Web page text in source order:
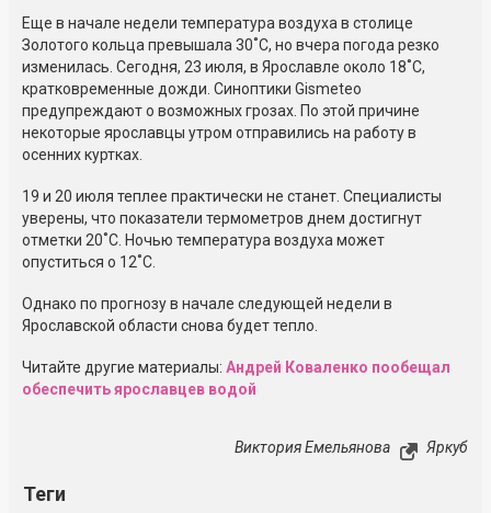
Еще в начале недели температура воздуха в столице
Золотого кольца превышала 30˚C, но вчера погода резко
изменилась. Сегодня, 23 июля, в Ярославле около 18˚C,
кратковременные дожди. Синоптики Gismeteo
предупреждают о возможных грозах. По этой причине
некоторые ярославцы утром отправились на работу в
осенних куртках.
19 и 20 июля теплее практически не станет. Специалисты
уверены, что показатели термометров днем достигнут
отметки 20˚C. Ночью температура воздуха может
опуститься о 12˚C.
Однако по прогнозу в начале следующей недели в
Ярославской области снова будет тепло.
Читайте другие материалы: Андрей Коваленко пообещал
обеспечить ярославцев водой
Виктория Емельянова Яркуб
Теги